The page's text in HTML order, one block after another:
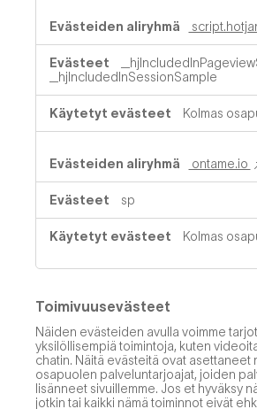
_hjIncludedInSessionSample
Kolmas
ontame.io
sp
Kolmas
Toimivuusevästeet
Näiden evästeiden avulla voimme
yksilöllisempiä toimintoja, kuten
chatin. Näitä evästeitä ovat asettaneet
osapuolen palveluntarjoajat, joiden
lisänneet sivuillemme. Jos et hyväksy
jotkin tai kaikki nämä toiminnot eivät